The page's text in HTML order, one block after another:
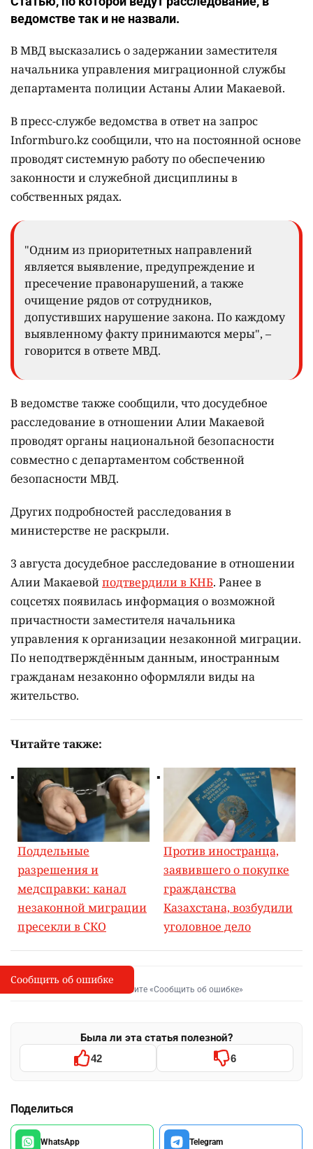
ведомстве так и не назвали.
В МВД высказались о задержании заместителя
начальника управления миграционной службы
департамента полиции Астаны Алии Макаевой.
В пресс-службе ведомства в ответ на запрос
Informburo.kz сообщили, что на постоянной основе
проводят системную работу по обеспечению
законности и служебной дисциплины в
собственных рядах.
"Одним из приоритетных направлений
является выявление, предупреждение и
пресечение правонарушений, а также
очищение рядов от сотрудников,
допустивших нарушение закона. По каждому
выявленному факту принимаются меры", –
говорится в ответе МВД.
В ведомстве также сообщили, что досудебное
расследование в отношении Алии Макаевой
проводят органы национальной безопасности
совместно с департаментом собственной
безопасности МВД.
Других подробностей расследования в
министерстве не раскрыли.
3 августа досудебное расследование в отношении
Алии Макаевойподтвердили в КНБ. Ранее в
соцсетях появилась информация о возможной
причастности заместителя начальника
управления к организации незаконной миграции.
По неподтверждённым данным, иностранным
гражданам незаконно оформляли виды на
жительство.
Читайте также:
Поддельные
разрешения и
медсправки: канал
незаконной миграции
пресекли в СКО
Против иностранца,
заявившего о покупке
гражданства
Казахстана, возбудили
уголовное дело
I
Сообщить об опечатке
Выделите фрагмент и нажмите «Сообщить об ошибке»
Была ли эта статья полезной?
42 6
Поделиться
WhatsApp Telegram
Сообщить об ошибке